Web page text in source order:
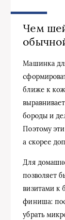
Чем
Машинка
ближе к
бороды и
Поэтому
а скорее
Для
позволяет
визитами к
финиша:
убрать